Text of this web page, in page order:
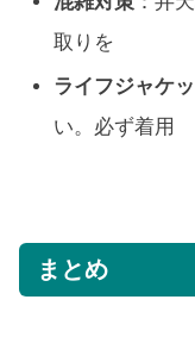
取りを
ライフジャケ
い。必ず着用
まとめ